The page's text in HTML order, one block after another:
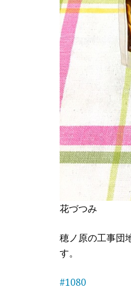
花づつみ
穂ノ原の工事団
す。
#1080